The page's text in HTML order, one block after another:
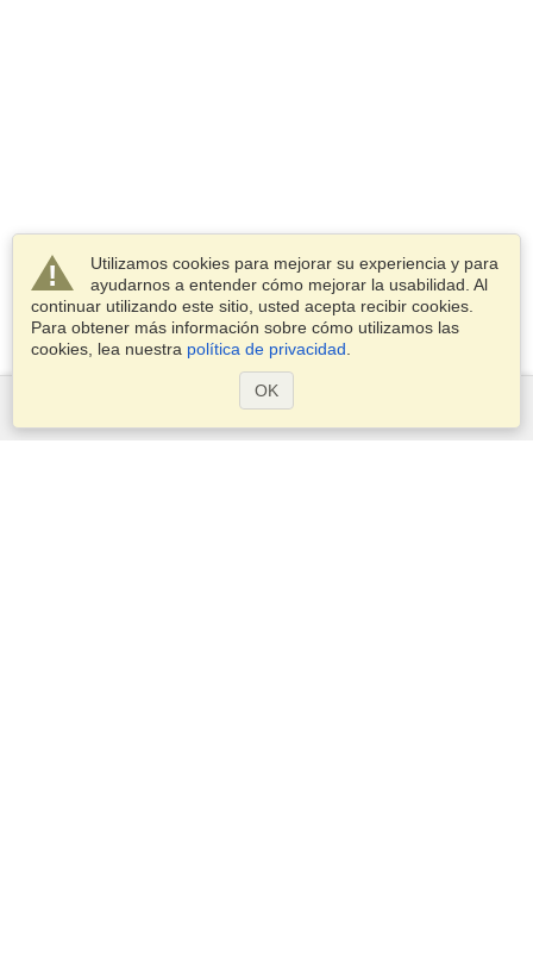
Utilizamos cookies para mejorar su experiencia y para
ayudarnos a entender cómo mejorar la usabilidad. Al
continuar utilizando este sitio, usted acepta recibir cookies.
Para obtener más información sobre cómo utilizamos las
cookies, lea nuestra política de privacidad
OK